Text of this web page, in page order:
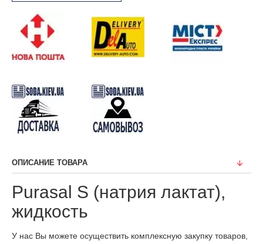
ОПИСАНИЕ ТОВАРА
Purasal S (натрия лактат),
жидкость
У нас Вы можете осуществить комплексную закупку товаров,